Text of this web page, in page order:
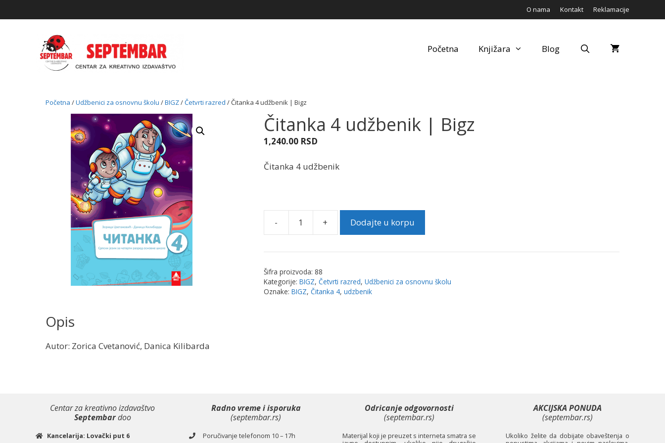
to
O nama Kontakt Reklamacije
Početna Knjižara Blog
Početna /Udžbenici za osnovnu školu /BIGZ/Četvrti razred / Čitanka 4 udžbenik | Bigz
Čitanka 4 udžbenik | Bigz
1,240.00 RSD
Čitanka 4 udžbenik
-
Čitanka
udžbenik
Bigz
količina
+ Dodajte u korpu
Šifra proizvoda: 88
Kategorije: BIGZ, Četvrti razred, Udžbenici za osnovnu školu
Oznake: BIGZ, Čitanka 4, udzbenik
Opis
Autor: Zorica Cvetanović, Danica Kilibarda
Centar za kreativno izdavaštvo
Septembardoo
Kancelarija: Lovački put 6
Radno vreme i isporuka
(septembar.rs)
Poručivanje telefonom 10 – 17h
Odricanje odgovornosti
(septembar.rs)
Materijal koji je preuzet s interneta smatra se
AKCIJSKA PONUDA
(septembar.rs)
Ukoliko želite da dobijate obaveštenja o